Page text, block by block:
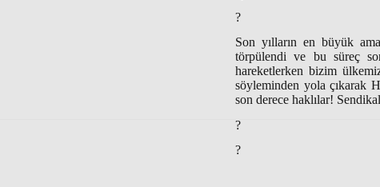
?
Son yılların en büyük
törpülendi ve bu süreç
hareketlerken bizim
söyleminden yola çıkarak
son derece haklılar!
?
?